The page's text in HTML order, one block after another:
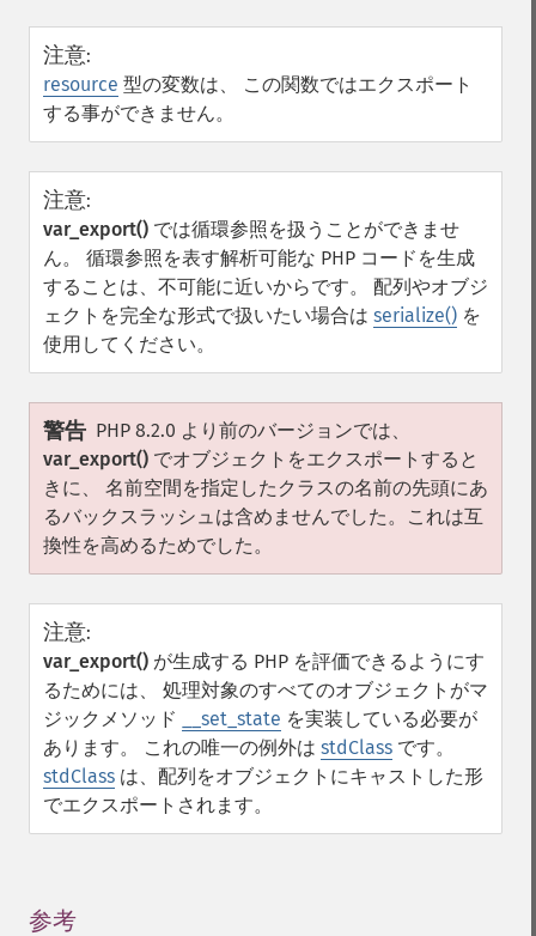
注意:
resource 型の変数は、 この関数ではエクスポート
する事ができません。
注意:
var_export() では循環参照を扱うことができませ
ん。 循環参照を表す解析可能な PHP コードを生成
することは、不可能に近いからです。 配列やオブジ
ェクトを完全な形式で扱いたい場合は serialize() を
使用してください。
警告 PHP 8.2.0 より前のバージョンでは、
var_export() でオブジェクトをエクスポートすると
きに、 名前空間を指定したクラスの名前の先頭にあ
るバックスラッシュは含めませんでした。これは互
換性を高めるためでした。
注意:
var_export() が生成する PHP を評価できるようにす
るためには、 処理対象のすべてのオブジェクトがマ
ジックメソッド
__set_state を実装している必要が
あります。 これの唯一の例外は stdClass です。
stdClass は、配列をオブジェクトにキャストした形
でエクスポートされます。
参考